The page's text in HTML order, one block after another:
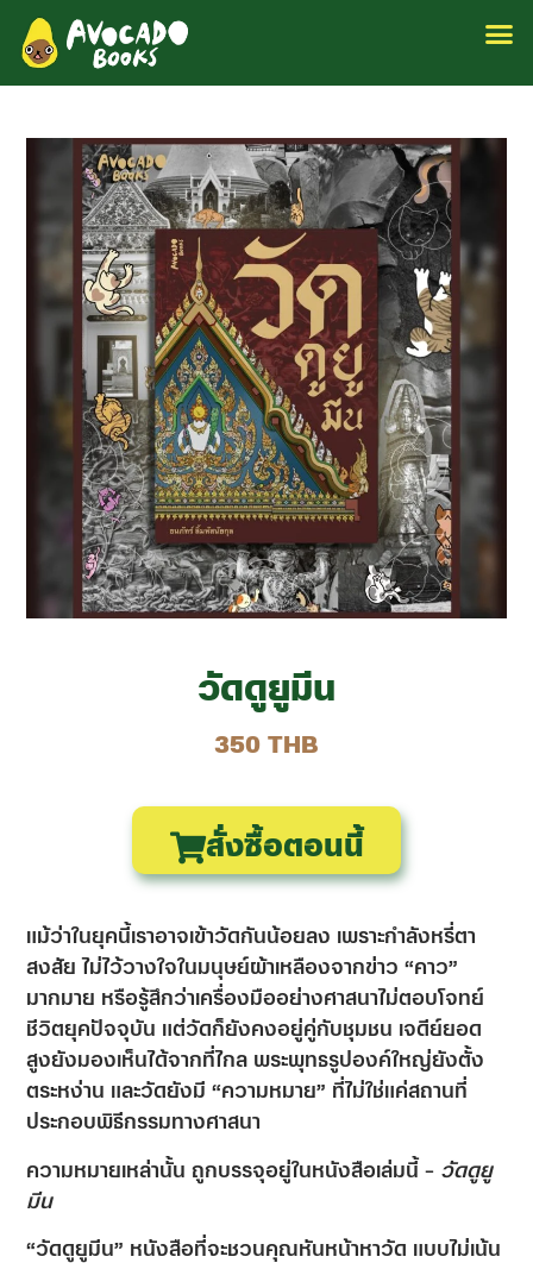
วัดดูยูมีน
350 THB
สั่งซื้อตอนนี้
แม้ว่าในยุคนี้เราอาจเข้าวัดกันน้อยลง เพราะกำลังหรี่ตา
สงสัย ไม่ไว้วางใจในมนุษย์ผ้าเหลืองจากข่าว “คาว”
มากมาย หรือรู้สึกว่าเครื่องมืออย่างศาสนาไม่ตอบโจทย์
ชีวิตยุคปัจจุบัน แต่วัดก็ยังคงอยู่คู่กับชุมชน เจดีย์ยอด
สูงยังมองเห็นได้จากที่ไกลพระพุทธรูปองค์ใหญ่ยังตั้ง
ตระหง่าน และวัดยังมี “ความหมาย” ที่ไม่ใช่แค่สถานที่
ประกอบพิธีกรรมทางศาสนา
ความหมายเหล่านั้นถูกบรรจุอยู่ในหนังสือเล่มนี้ –วัดดูยู
มีน
“วัดดูยูมีน” หนังสือที่จะชวนคุณหันหน้าหาวัด แบบไม่เน้น